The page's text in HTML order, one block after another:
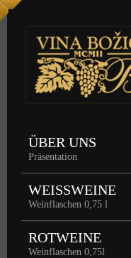
ÜBER UNS
Präsentation
WEISSWEINE
Weinflaschen 0,75 l
ROTWEINE
Weinflaschen 0,75l